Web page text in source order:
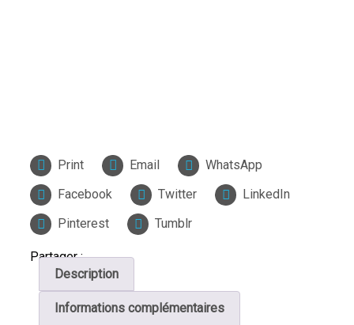
Print Email
WhatsApp
Facebook
Twitter
LinkedIn
Pinterest
Tumblr
Partager :
Description
Informations complémentaires